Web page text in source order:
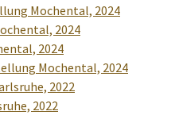
Mochental, 2024
2024
2024
Mochental, 2024
2022
2022